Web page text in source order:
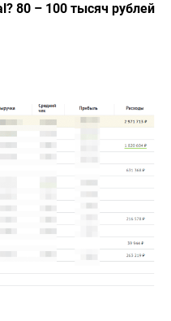
80 – 100 тысяч рублей